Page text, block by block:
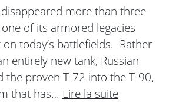
more than three
of its armored legacies
today’s battlefields. Rather
entirely new tank, Russian
the proven T-72 into the T-90,
that has… Lire la suite